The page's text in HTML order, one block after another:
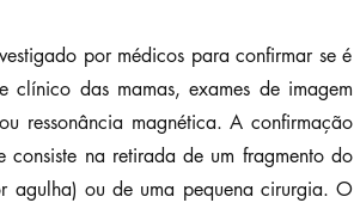
por médicos para confirmar se é
das mamas, exames de imagem
ressonância magnética. A confirmação
na retirada de um fragmento do
agulha) ou de uma pequena cirurgia. O